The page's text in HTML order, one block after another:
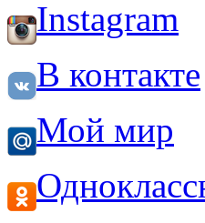
Instagram
В контакте
Мой мир